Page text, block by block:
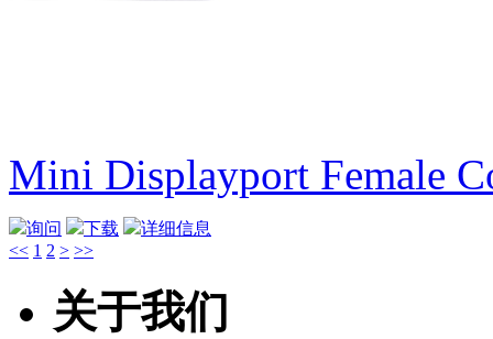
Mini Displayport Female
询问 下载
详细信息
<< 1 2 > >>
关于我们